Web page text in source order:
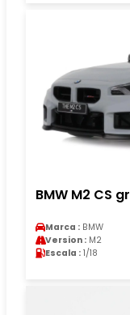
BMW M2 CS
Marca : BMW
Version : M2
Escala : 1/18